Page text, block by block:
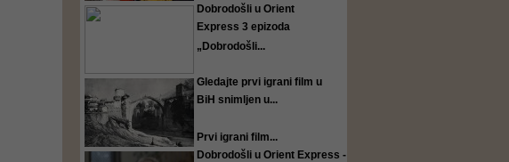
Dobrodošli u Orient
Express 3 epizoda
„Dobrodošli...
Gledajte prvi igrani film u
BiH snimljen u...
Prvi igrani film...
Dobrodošli u Orient Express -